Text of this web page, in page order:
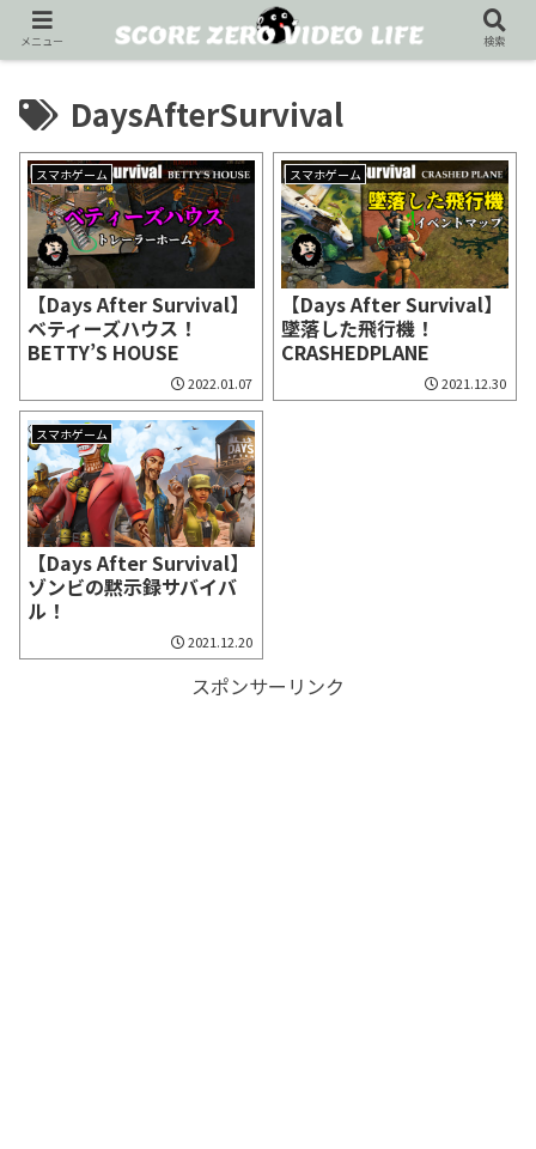
DaysAfterSurvival
スマホゲーム
【Days After Survival】
ベティーズハウス！
BETTY’S HOUSE
2022.01.07
スマホゲーム
【Days After Survival】
墜落した飛行機！
CRASHEDPLANE
2021.12.30
スマホゲーム
【Days After Survival】
ゾンビの黙示録サバイバ
ル！
2021.12.20
スポンサーリンク
メニュー 検索